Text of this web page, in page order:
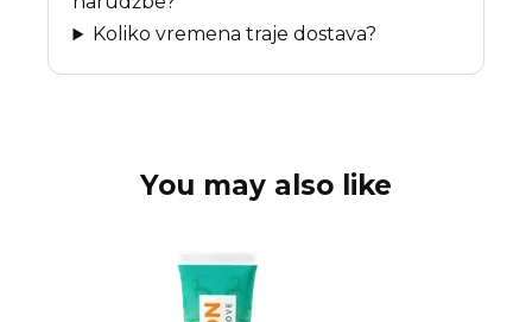
Koliko vremena traje dostava?
You may also like